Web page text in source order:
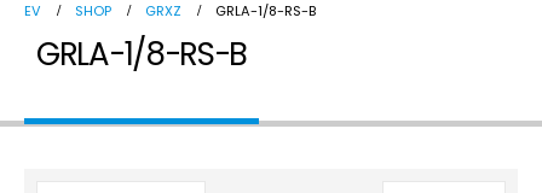
EV SHOP GRXZ GRLA-1/8-RS-B
GRLA-1/8-RS-B